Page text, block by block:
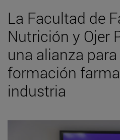
La Facultad de
Nutrición y Ojer
una alianza
formación
industria